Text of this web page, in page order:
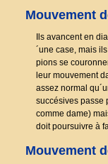
Mouvement
Ils avancent en
´une case, mais
pions se
leur mouvement
assez normal
succésives passe
comme dame)
doit poursuivre à
Mouvement